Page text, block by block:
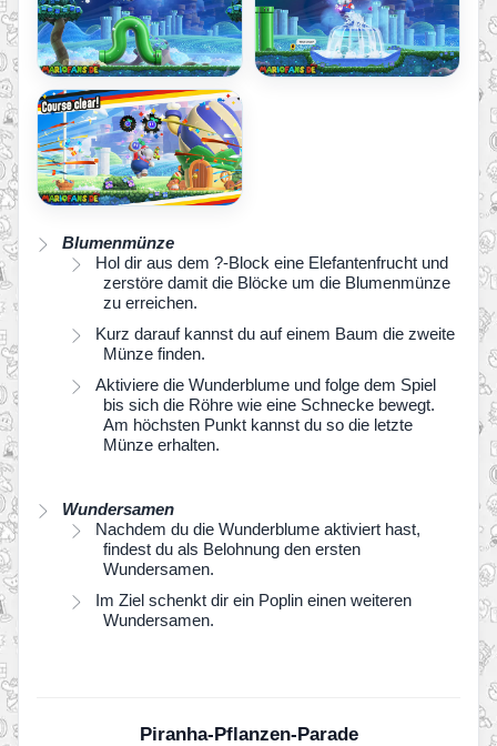
Blumenmünze
Hol dir aus dem ?-Block eine Elefantenfrucht und
zerstöre damit die Blöcke um die Blumenmünze
zu erreichen.
Kurz darauf kannst du auf einem Baum die zweite
Münze finden.
Aktiviere die Wunderblume und folge dem Spiel
bis sich die Röhre wie eine Schnecke bewegt.
Am höchsten Punkt kannst du so die letzte
Münze erhalten.
Wundersamen
Nachdem du die Wunderblume aktiviert hast,
findest du als Belohnung den ersten
Wundersamen.
Im Ziel schenkt dir ein Poplin einen weiteren
Wundersamen.
Piranha-Pflanzen-Parade